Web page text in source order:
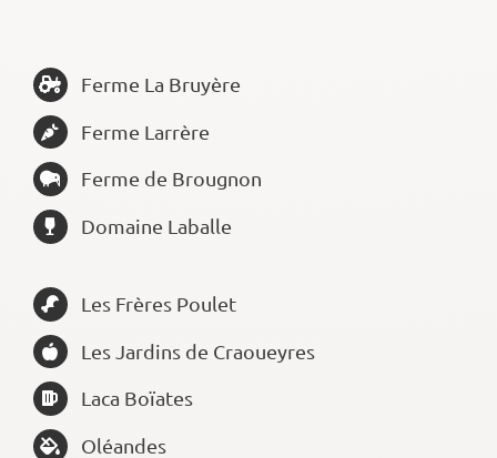
Ferme La Bruyère
Ferme Larrère
Ferme de Brougnon
Domaine Laballe
Les Frères Poulet
Les Jardins de Craoueyres
Laca Boïates
Oléandes